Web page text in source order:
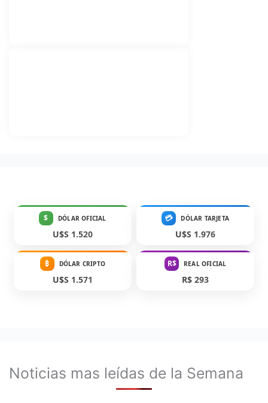
$ DÓLAR OFICIAL
U$S 1.520
💳 DÓLAR TARJETA
U$S 1.976
₿ DÓLAR CRIPTO
U$S 1.571
R$ REAL OFICIAL
R$ 293
Noticias mas leídas de la Semana